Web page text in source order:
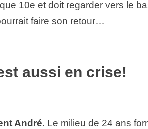
10e et doit regarder vers le
faire son retour…
aussi en crise!
André. Le milieu de 24 ans